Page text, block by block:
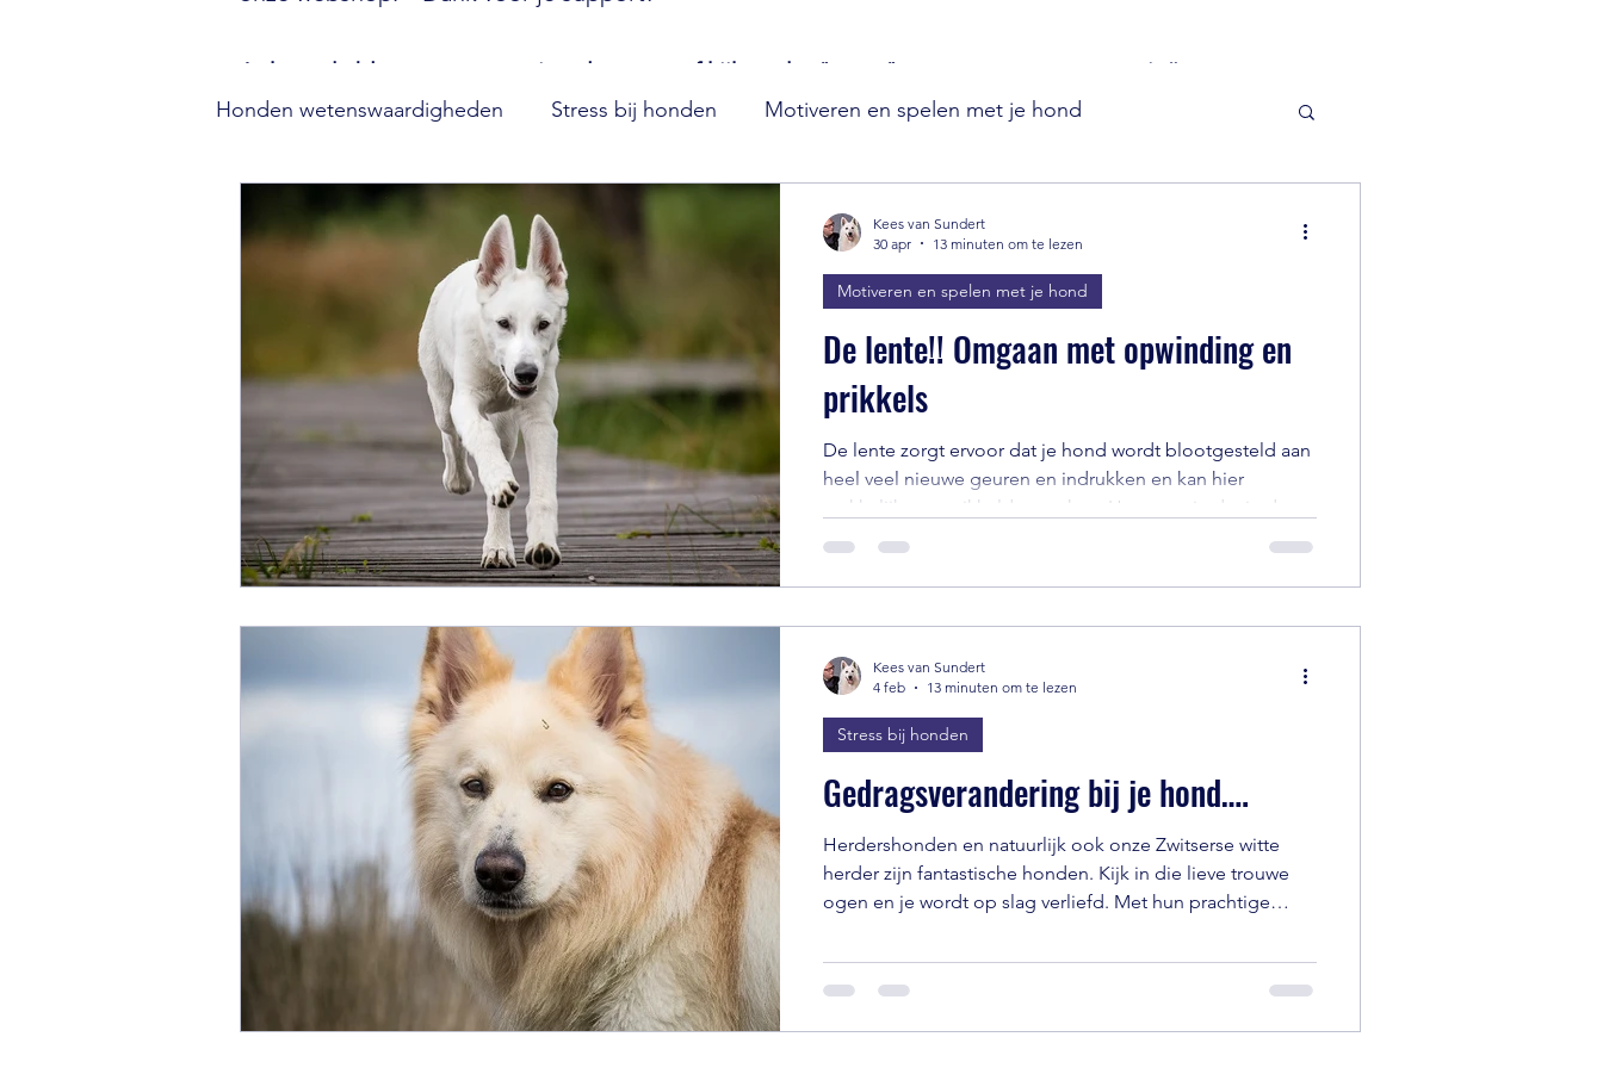
Je kunt de blogs op categorie selecteren of kijk onder "meer" voor nog meer categorieën.
Honden wetenswaardigheden Stress bij honden Motiveren en spelen met je hond
Gezondheid van je hond
Relatie met je hond Training en opvoeding van je hond Vuurwerk
De lente!! Omgaan met opwinding en
prikkels
De lente zorgt ervoor dat je hond wordt blootgesteld aan
heel veel nieuwe geuren en indrukken en kan hier
makkelijk overprikkeld van raken. Hoe zorg je dat je de
Motiveren en spelen met je hond
Kees van Sundert
30 apr
13 minuten om te lezen
Gedragsverandering bij je hond….
Herdershonden en natuurlijk ook onze Zwitserse witte
herder zijn fantastische honden. Kijk in die lieve trouwe
ogen en je wordt op slag verliefd. Met hun prachtige
vriendelijke zachte karakter voor hun baasjes en will to
please maken het geweldige honden. Ze sluiten je voor
Stress bij honden
Kees van Sundert
4 feb
13 minuten om te lezen